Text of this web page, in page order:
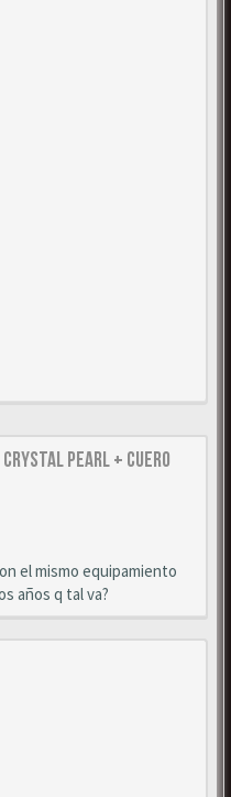
Crystal Pearl + Cuero
el mismo equipamiento
años q tal va?